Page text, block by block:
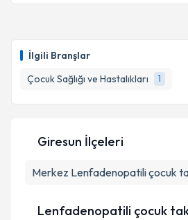
İlgili Branşlar
Çocuk Sağlığı ve Hastalıkları
1
bilgilendireceğiz.
E-posta Adresiniz
Kişisel verilerimin
kapsamda işlenmesini kabul
Takvim Talebini
Giresun İlçeleri
Merkez Lenfadenopatili çocuk
Lenfadenopatili çocuk